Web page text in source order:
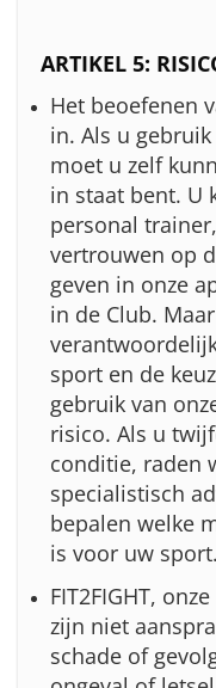
ARTIKEL 5:
Het beoefenen
in. Als u
moet u zelf
in staat bent. U
personal
vertrouwen op
geven in onze
in de Club.
sport en de
gebruik van
risico. Als u
conditie, raden
specialistisch
bepalen welke
is voor uw sport.
FIT2FIGHT,
zijn niet
schade of